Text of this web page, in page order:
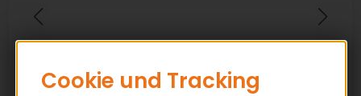
Cookie und Tracking